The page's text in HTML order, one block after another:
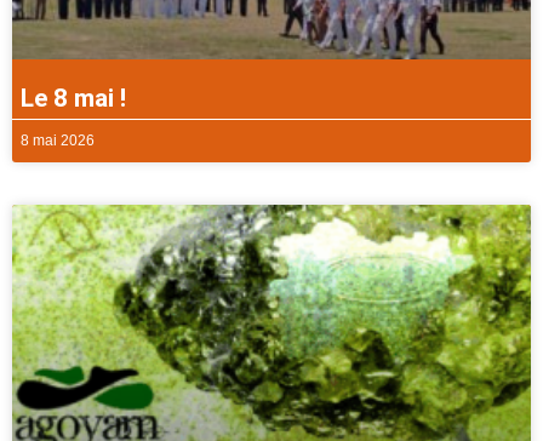
Le 8 mai !
8 mai 2026